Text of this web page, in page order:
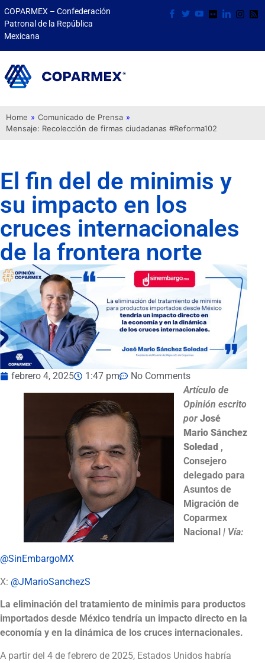
COPARMEX – Confederación
Patronal de la República
Mexicana
Home » Comunicado de Prensa »
Mensaje: Recolección de firmas ciudadanas #Reforma102
El fin del de minimis y
su impacto en los
cruces internacionales
de la frontera norte
febrero 4, 2025 1:47 pm
No Comments
Artículo de
Opinión escrito
por José
Mario Sánchez
Soledad ,
Consejero
delegado para
Asuntos de
Migración de
Coparmex
Nacional | Vía:
@SinEmbargoMX
X: @JMarioSanchezS
La eliminación del tratamiento de minimis para productos
importados desde México tendría un impacto directo en la
economía y en la dinámica de los cruces internacionales.
A partir del 4 de febrero de 2025, Estados Unidos habría